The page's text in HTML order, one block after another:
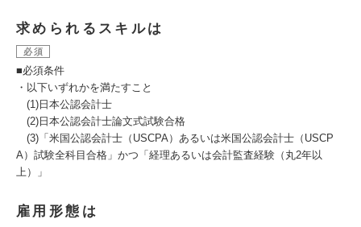
求められるスキルは
必須
■必須条件
・以下いずれかを満たすこと
(1)日本公認会計士
(2)日本公認会計士論文式試験合格
(3)「米国公認会計士（USCPA）あるいは米国公認会計士（USCP
A）試験全科目合格」かつ「経理あるいは会計監査経験（丸2年以
上）」
雇用形態は